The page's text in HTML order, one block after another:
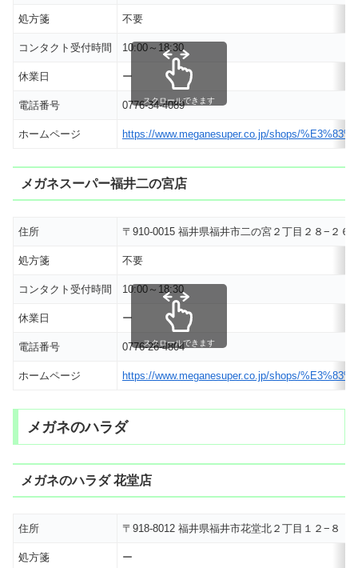
処方箋 不要
コンタクト受付時間 10:00～18:30
休業日 ー
電話番号 0776-34-4089
ホームページ https://www.meganesuper.co.jp/shops/
スクロールできます
メガネスーパー福井二の宮店
住所 〒910-0015 福井県福井市二の宮２丁目２８−２
処方箋 不要
コンタクト受付時間 10:00～18:30
休業日 ー
電話番号 0776-26-4804
ホームページ https://www.meganesuper.co.jp/shops/
スクロールできます
メガネのハラダ
メガネのハラダ 花堂店
住所 〒918-8012 福井県福井市花堂北２丁目１２−８
処方箋 ー